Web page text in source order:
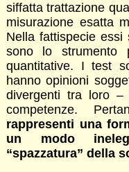
siffatta trattazione
misurazione esatta
Nella fattispecie essi
sono lo strumento
quantitative. I test
hanno opinioni
divergenti tra loro
competenze.
rappresenti una
un modo
“spazzatura” della